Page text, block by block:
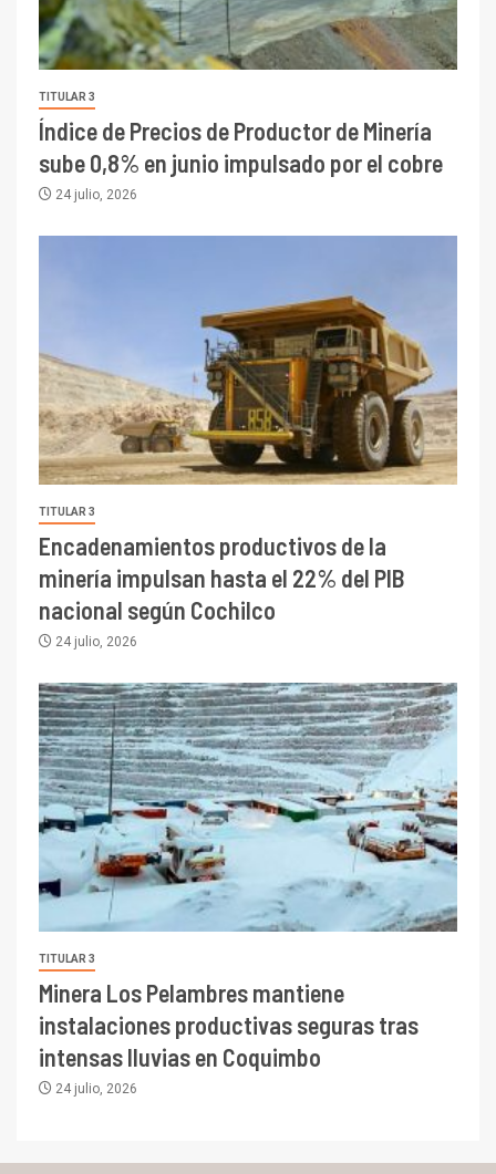
TITULAR 3
Índice de Precios de Productor de Minería
sube 0,8% en junio impulsado por el cobre
24 julio, 2026
TITULAR 3
Encadenamientos productivos de la
minería impulsan hasta el 22% del PIB
nacional según Cochilco
24 julio, 2026
TITULAR 3
Minera Los Pelambres mantiene
instalaciones productivas seguras tras
intensas lluvias en Coquimbo
24 julio, 2026